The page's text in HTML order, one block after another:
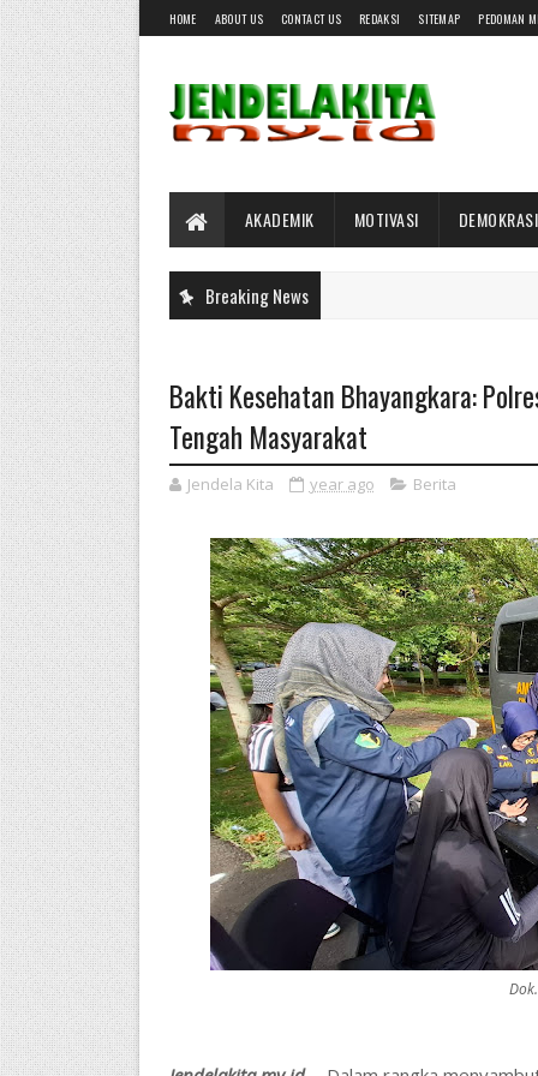
HOME ABOUT US CONTACT US REDAKSI SITEMAP PEDOMAN
AKADEMIK MOTIVASI DEMOKRASI
Breaking News
Bakti Kesehatan Bhayangkara:
Tengah Masyarakat
Jendela Kita year ago Berita